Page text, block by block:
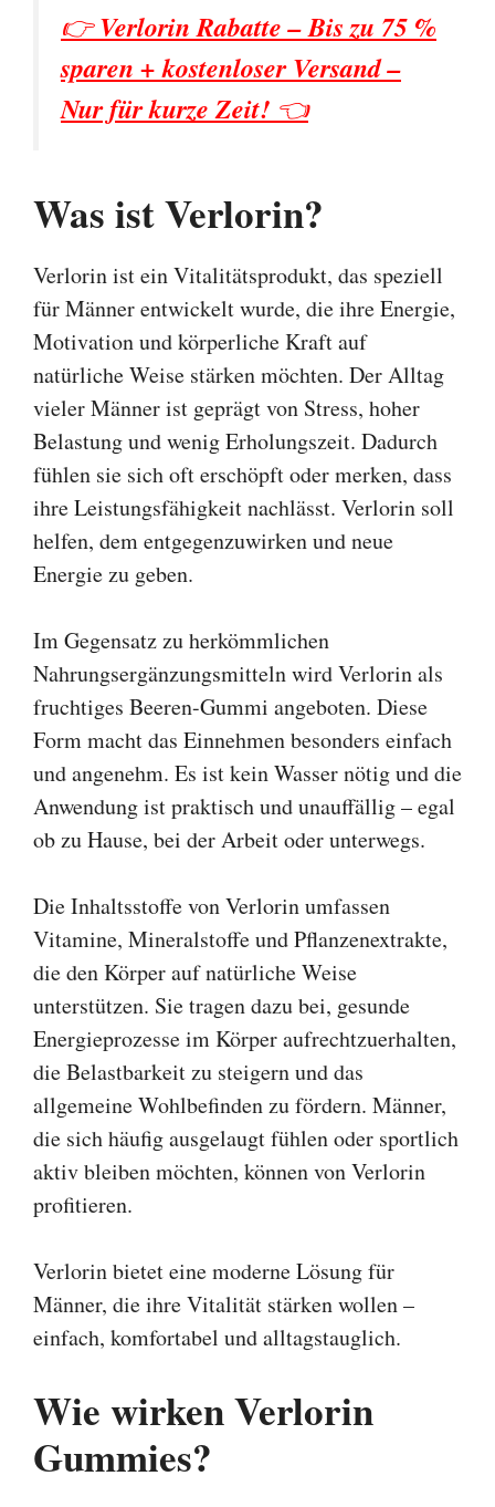
👉Verlorin Rabatte – Bis zu 75 %
sparen + kostenloser Versand –
Nur für kurze Zeit! 👈
Was ist Verlorin?
Verlorin ist ein Vitalitätsprodukt, das speziell
für Männer entwickelt wurde, die ihre Energie,
Motivation und körperliche Kraft auf
natürliche Weise stärken möchten. Der Alltag
vieler Männer ist geprägt von Stress, hoher
Belastung und wenig Erholungszeit. Dadurch
fühlen sie sich oft erschöpft oder merken, dass
ihre Leistungsfähigkeit nachlässt. Verlorin soll
helfen, dem entgegenzuwirken und neue
Energie zu geben.
Im Gegensatz zu herkömmlichen
Nahrungsergänzungsmitteln wird Verlorin als
fruchtiges Beeren-Gummi angeboten. Diese
Form macht das Einnehmen besonders einfach
und angenehm. Es ist kein Wasser nötig und die
Anwendung ist praktisch und unauffällig – egal
ob zu Hause, bei der Arbeit oder unterwegs.
Die Inhaltsstoffe von Verlorin umfassen
Vitamine, Mineralstoffe und Pflanzenextrakte,
die den Körper auf natürliche Weise
unterstützen. Sie tragen dazu bei, gesunde
Energieprozesse im Körper aufrechtzuerhalten,
die Belastbarkeit zu steigern und das
allgemeine Wohlbefinden zu fördern. Männer,
die sich häufig ausgelaugt fühlen oder sportlich
aktiv bleiben möchten, können von Verlorin
profitieren.
Verlorin bietet eine moderne Lösung für
Männer, die ihre Vitalität stärken wollen –
einfach, komfortabel und alltagstauglich.
Wie wirken Verlorin
Gummies?